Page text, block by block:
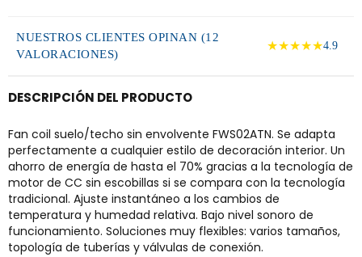
NUESTROS CLIENTES OPINAN (12
VALORACIONES)
★★★★★4.9
DESCRIPCIÓN DEL PRODUCTO
Fan coil suelo/techo sin envolvente FWS02ATN. Se adapta
perfectamente a cualquier estilo de decoración interior. Un
ahorro de energía de hasta el 70% gracias a la tecnología de
motor de CC sin escobillas si se compara con la tecnología
tradicional. Ajuste instantáneo a los cambios de
temperatura y humedad relativa. Bajo nivel sonoro de
funcionamiento. Soluciones muy flexibles: varios tamaños,
topología de tuberías y válvulas de conexión.